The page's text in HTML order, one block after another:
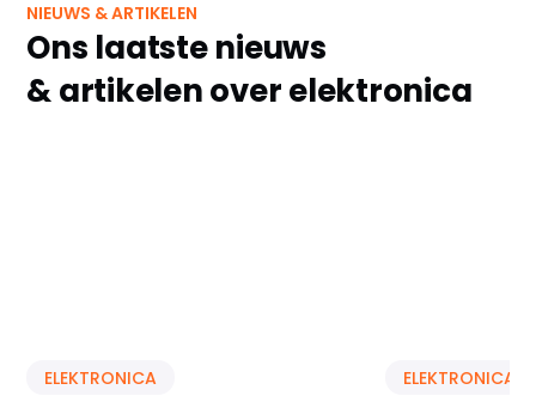
NIEUWS & ARTIKELEN
Ons laatste nieuws
& artikelen over elektronica
ELEKTRONICA ELEKTRONICA